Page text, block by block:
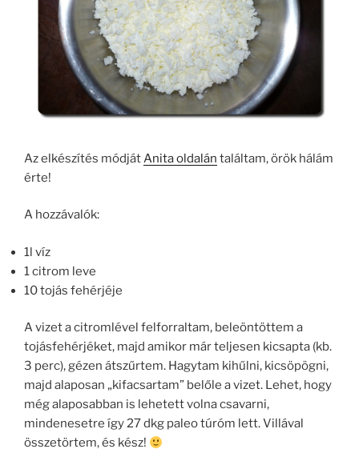
Az elkészítés módjátAnita oldalán találtam, örök hálám
érte!
A hozzávalók:
1l víz
1 citrom leve
10 tojás fehérjéje
A vizet a citromlével felforraltam, beleöntöttem a
tojásfehérjéket, majd amikor már teljesen kicsapta (kb.
3 perc), gézen átszűrtem. Hagytam kihűlni, kicsöpögni,
majd alaposan „kifacsartam” belőle a vizet. Lehet, hogy
még alaposabban is lehetett volna csavarni,
mindenesetre így 27 dkg paleo túróm lett. Villával
összetörtem, és kész!